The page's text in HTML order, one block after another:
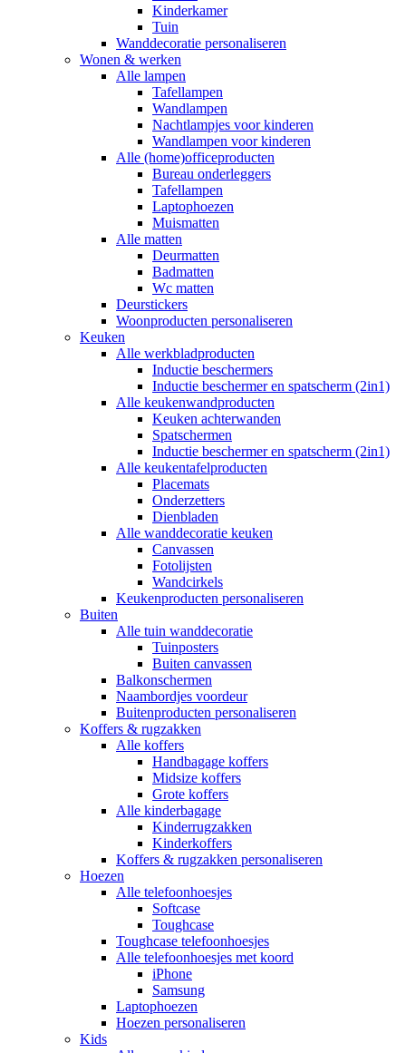
Kinderkamer
Tuin
Wanddecoratie personaliseren
Wonen & werken
Alle lampen
Tafellampen
Wandlampen
Nachtlampjes voor kinderen
Wandlampen voor kinderen
Alle (home)officeproducten
Bureau onderleggers
Tafellampen
Laptophoezen
Muismatten
Alle matten
Deurmatten
Badmatten
Wc matten
Deurstickers
Woonproducten personaliseren
Keuken
Alle werkbladproducten
Inductie beschermers
Inductie beschermer en spatscherm (2in1)
Alle keukenwandproducten
Keuken achterwanden
Spatschermen
Inductie beschermer en spatscherm (2in1)
Alle keukentafelproducten
Placemats
Onderzetters
Dienbladen
Alle wanddecoratie keuken
Canvassen
Fotolijsten
Wandcirkels
Keukenproducten personaliseren
Buiten
Alle tuin wanddecoratie
Tuinposters
Buiten canvassen
Balkonschermen
Naambordjes voordeur
Buitenproducten personaliseren
Koffers & rugzakken
Alle koffers
Handbagage koffers
Midsize koffers
Grote koffers
Alle kinderbagage
Kinderrugzakken
Kinderkoffers
Koffers & rugzakken personaliseren
Hoezen
Alle telefoonhoesjes
Softcase
Toughcase
Toughcase telefoonhoesjes
Alle telefoonhoesjes met koord
iPhone
Samsung
Laptophoezen
Hoezen personaliseren
Kids